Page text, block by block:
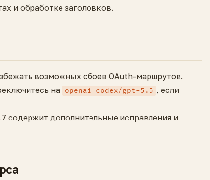
и обработке заголовков.
возможных сбоев OAuth-маршрутов.
на
openai-codex/gpt-5.5 , если
содержит дополнительные исправления и